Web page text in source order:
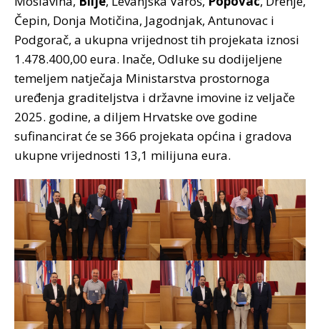
Čepin, Donja Motičina, Jagodnjak, Antunovac i
Podgorač, a ukupna vrijednost tih projekata iznosi
1.478.400,00 eura. Inače, Odluke su dodijeljene
temeljem natječaja Ministarstva prostornoga
uređenja graditeljstva i državne imovine iz veljače
2025. godine, a diljem Hrvatske ove godine
sufinancirat će se 366 projekata općina i gradova
ukupne vrijednosti 13,1 milijuna eura.